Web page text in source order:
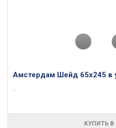
Амстердам Шейд 65х245 в
..
КУПИТЬ В